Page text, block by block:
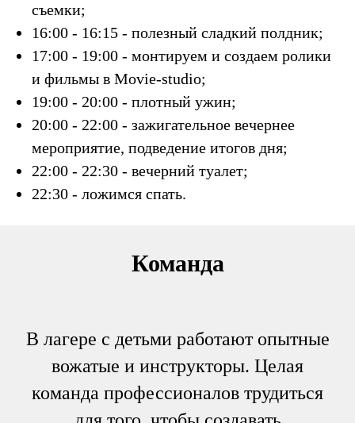
съемки;
16:00 - 16:15 - полезный сладкий полдник;
17:00 - 19:00 - монтируем и создаем ролики
и фильмы в Movie-studio;
19:00 - 20:00 - плотный ужин;
20:00 - 22:00 - зажигательное вечернее
мероприятие, подведение итогов дня;
22:00 - 22:30 - вечерний туалет;
22:30 - ложимся спать.
Команда
В лагере с детьми работают опытные
вожатые и инструкторы. Целая
команда профессионалов трудиться